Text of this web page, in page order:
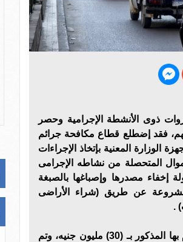
ذوى الأنشطة الإجرامية وحصر
فقد إضطلع قطاع مكافحة جرائم
الوزارة المعنية بإتخاذ الإجراءات
المتحصلة من نشاطه الإجرامى
إخفاء مصدرها وإصباغها بالصبغة
مشروعة عن طريق (شراء الأراضى
.
هذا وتقدر القيمة المالية لأفعال الغسل التى قام بها المذكور بـ (30) مليون جنيه، وتم